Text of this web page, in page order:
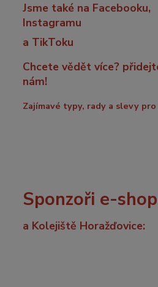
Jsme také na Facebooku,
Instagramu
a TikToku
Chcete vědět více?
nám!
Zajímavé typy, rady a slevy pro
Sponzoři e-
a Kolejiště Horažďovice: